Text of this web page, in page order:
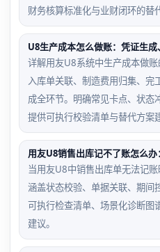
财务核算标准化与业财闭环的替
U8生产成本怎么做账：凭证生
详解用友U8系统中生产成本做
入库单关联、制造费用归集、完
成全环节。明确常见卡点、状态
提供可执行校验清单与替代方案
用友U8销售出库记不了账怎么
当用友U8中销售出库单无法记账
涵盖状态校验、单据关联、期间
可执行检查清单、场景化诊断图
建议。